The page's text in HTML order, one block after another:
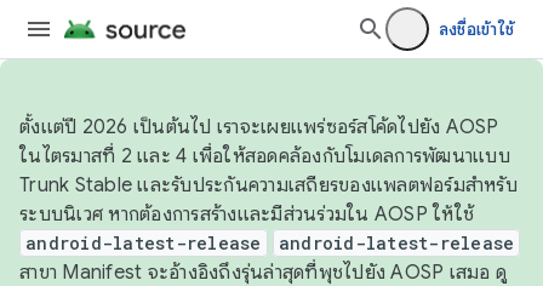
ลงชื่อเข้าใช้
ตั้งแต่ปี 2026 เป็นต้นไป เราจะเผยแพร่ซอร์สโค้ดไปยัง AOSP
ในไตรมาสที่ 2 และ 4 เพื่อให้สอดคล้องกับโมเดลการพัฒนาแบบ
Trunk Stable และรับประกันความเสถียรของแพลตฟอร์มสำหรับ
ระบบนิเวศ หากต้องการสร้างและมีส่วนร่วมใน AOSP ให้ใช้
android-latest-release android-latest-release
สาขา Manifest จะอ้างอิงถึงรุ่นล่าสุดที่พุชไปยัง AOSP เสมอ ดู